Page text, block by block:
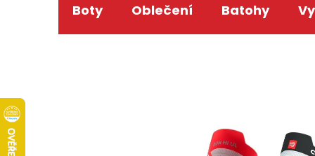
Boty Oblečení Batohy